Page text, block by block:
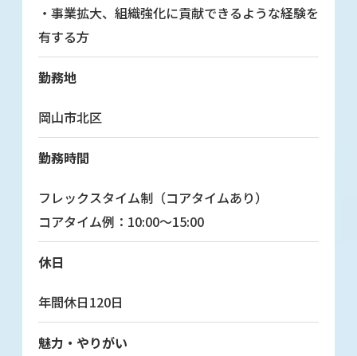
・事業拡大、組織強化に貢献できるような経験を
有する方
勤務地
岡山市北区
勤務時間
フレックスタイム制（コアタイムあり）
コアタイム例：10:00～15:00
休日
年間休日120日
魅力・やりがい